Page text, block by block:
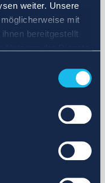
weiter. Unsere
mit
bereitgestellt